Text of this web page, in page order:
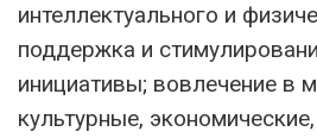
интеллектуального и
поддержка и
инициативы; вовлечение в
культурные,